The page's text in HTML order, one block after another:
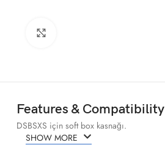
Features & Compatibility
DSBSXS için soft box kasnağı.
SHOW MORE